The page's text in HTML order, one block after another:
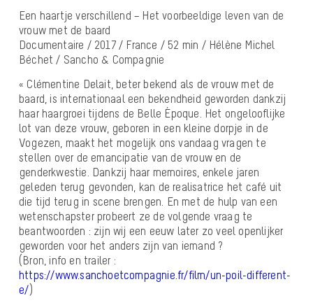
Een haartje verschillend – Het voorbeeldige leven van de
vrouw met de baard
Documentaire / 2017 / France / 52 min / Hélène Michel
Béchet / Sancho & Compagnie
« Clémentine Delait, beter bekend als de vrouw met de
baard, is internationaal een bekendheid geworden dankzij
haar haargroei tijdens de Belle Époque. Het ongelooflijke
lot van deze vrouw, geboren in een kleine dorpje in de
Vogezen, maakt het mogelijk ons vandaag vragen te
stellen over de emancipatie van de vrouw en de
genderkwestie. Dankzij haar memoires, enkele jaren
geleden terug gevonden, kan de realisatrice het café uit
die tijd terug in scene brengen. En met de hulp van een
wetenschapster probeert ze de volgende vraag te
beantwoorden : zijn wij een eeuw later zo veel openlijker
geworden voor het anders zijn van iemand ?
(Bron, info en trailer :
https://www.sanchoetcompagnie.fr/film/un-poil-different-
e/)